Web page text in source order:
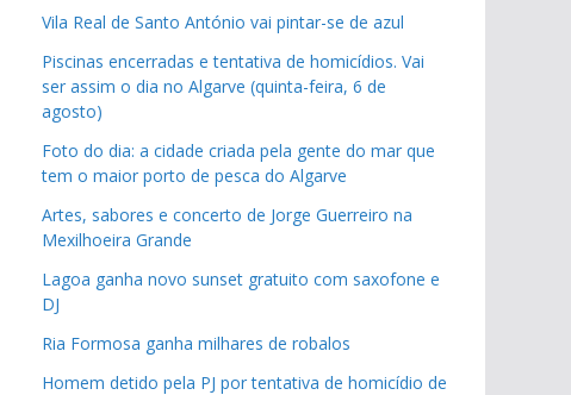
Vila Real de Santo António vai pintar-se de azul
Piscinas encerradas e tentativa de homicídios. Vai
ser assim o dia no Algarve (quinta-feira, 6 de
agosto)
Foto do dia: a cidade criada pela gente do mar que
tem o maior porto de pesca do Algarve
Artes, sabores e concerto de Jorge Guerreiro na
Mexilhoeira Grande
Lagoa ganha novo sunset gratuito com saxofone e
DJ
Ria Formosa ganha milhares de robalos
Homem detido pela PJ por tentativa de homicídio de